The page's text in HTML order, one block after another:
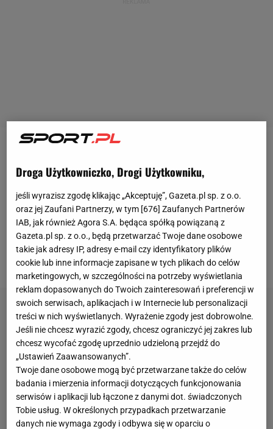
Ronaldobył najlepiej zarabiającym sportowcem w
2024 roku. Portugalczyk zarobił aż 275 mln dolarów,
z czego 80 procent za samą grę w piłkę dla
saudyjskiego Al-Nassr. 40-latek może niedługo
wykorzystać swoją fortunę, by zainwestować w klub
piłkarski, z którym rywalizował przed laty.
Droga Użytkowniczko, Drogi Użytkowniku,
jeśli wyrazisz zgodę klikając „Akceptuję”, Gazeta.pl sp. z o.o.
oraz jej Zaufani Partnerzy, w tym [676] Zaufanych Partnerów
IAB, jak również Agora S.A. będąca spółką powiązaną z
Gazeta.pl sp. z o.o., będą przetwarzać Twoje dane osobowe
takie jak adresy IP, adresy e-mail czy identyfikatory plików
cookie lub inne informacje zapisane w tych plikach do celów
marketingowych, w szczególności na potrzeby wyświetlania
reklam dopasowanych do Twoich zainteresowań i preferencji w
swoich serwisach, aplikacjach i w Internecie lub personalizacji
treści w nich wyświetlanych. Wyrażenie zgody jest dobrowolne.
Jeśli nie chcesz wyrazić zgody, chcesz ograniczyć jej zakres lub
chcesz wycofać zgodę uprzednio udzieloną przejdź do
„Ustawień Zaawansowanych”.
Twoje dane osobowe mogą być przetwarzane także do celów
badania i mierzenia informacji dotyczących funkcjonowania
serwisów i aplikacji lub łączone z danymi dot. świadczonych
Tobie usług. W określonych przypadkach przetwarzanie
danych nie wymaga zgody i odbywa się w oparciu o